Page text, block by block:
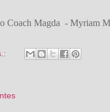
Coach Magda - Myriam